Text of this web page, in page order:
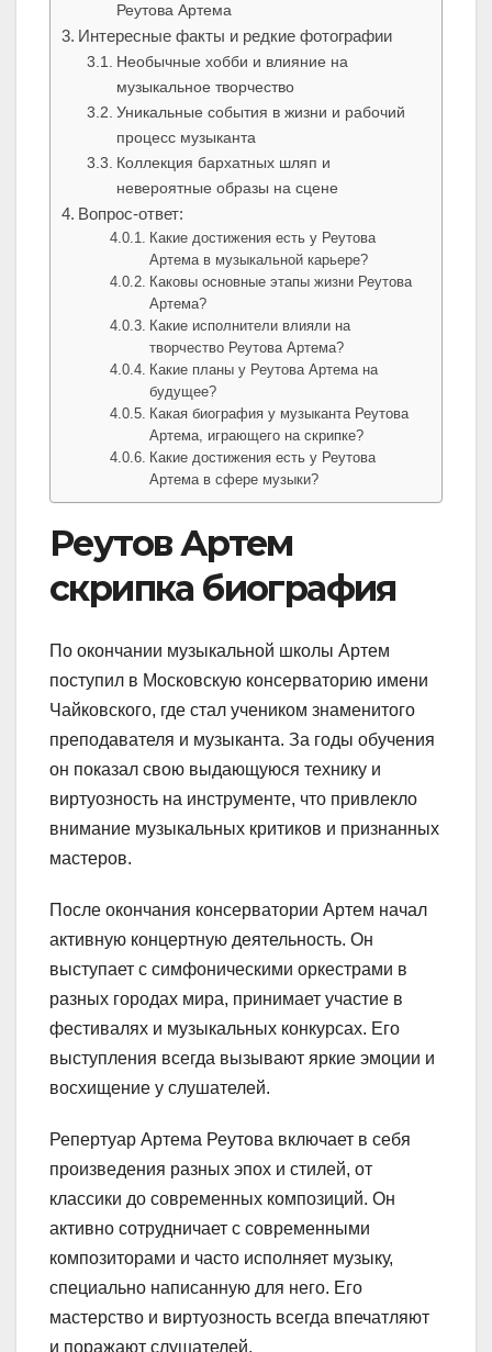
Реутова Артема
Интересные факты и редкие фотографии
Необычные хобби и влияние на
музыкальное творчество
Уникальные события в жизни и рабочий
процесс музыканта
Коллекция бархатных шляп и
невероятные образы на сцене
Вопрос-ответ:
Какие достижения есть у Реутова
Артема в музыкальной карьере?
Каковы основные этапы жизни Реутова
Артема?
Какие исполнители влияли на
творчество Реутова Артема?
Какие планы у Реутова Артема на
будущее?
Какая биография у музыканта Реутова
Артема, играющего на скрипке?
Какие достижения есть у Реутова
Артема в сфере музыки?
Реутов Артем
скрипка биография
По окончании музыкальной школы Артем
поступил в Московскую консерваторию имени
Чайковского, где стал учеником знаменитого
преподавателя и музыканта. За годы обучения
он показал свою выдающуюся технику и
виртуозность на инструменте, что привлекло
внимание музыкальных критиков и признанных
мастеров.
После окончания консерватории Артем начал
активную концертную деятельность. Он
выступает с симфоническими оркестрами в
разных городах мира, принимает участие в
фестивалях и музыкальных конкурсах. Его
выступления всегда вызывают яркие эмоции и
восхищение у слушателей.
Репертуар Артема Реутова включает в себя
произведения разных эпох и стилей, от
классики до современных композиций. Он
активно сотрудничает с современными
композиторами и часто исполняет музыку,
специально написанную для него. Его
мастерство и виртуозность всегда впечатляют
и поражают слушателей.